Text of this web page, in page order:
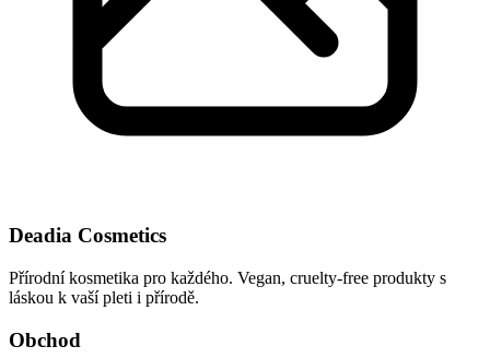
Deadia Cosmetics
Přírodní kosmetika pro každého. Vegan, cruelty-free produkty s
láskou k vaší pleti i přírodě.
Obchod